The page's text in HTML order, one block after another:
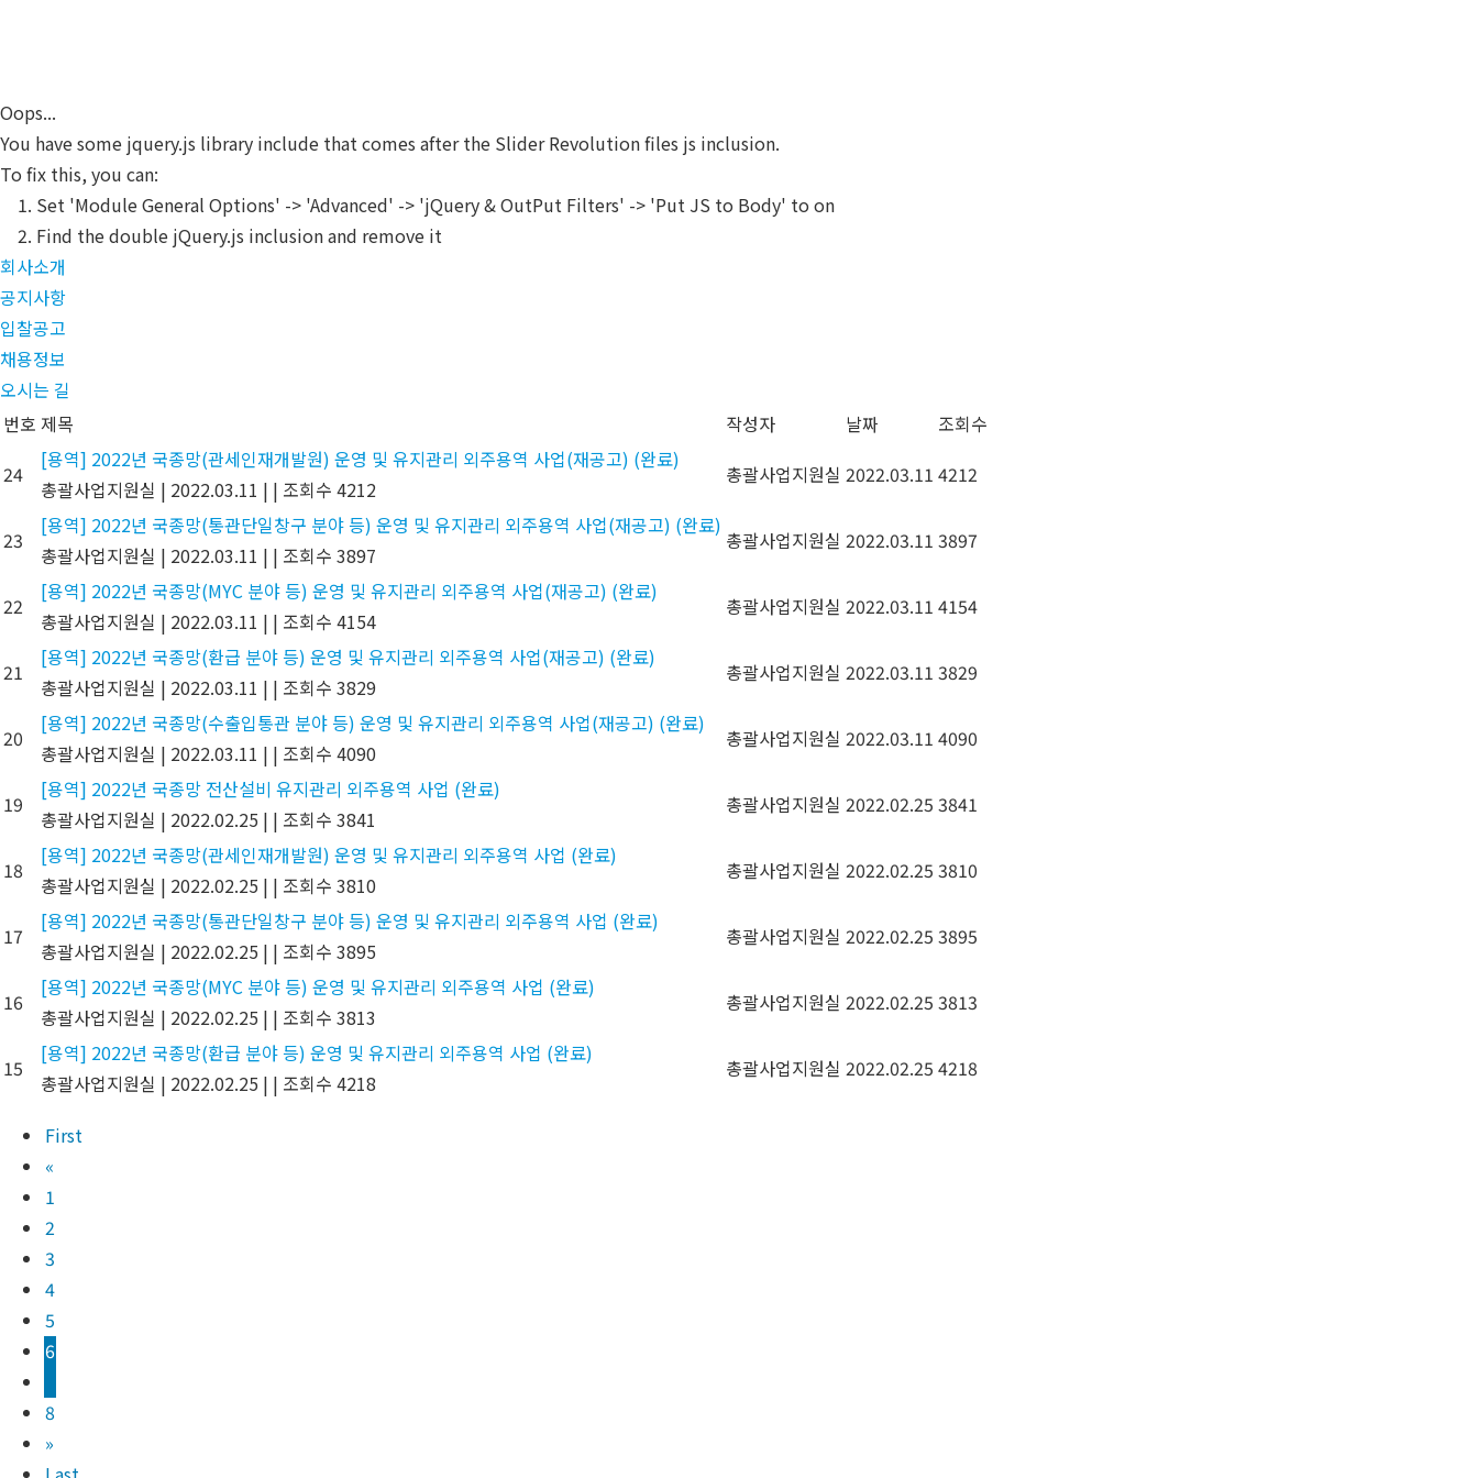
content
Oops...
You have some jquery.js library include that comes after the Slider Revolution files js inclusion.
To fix this, you can:
1. Set 'Module General Options' -> 'Advanced' -> 'jQuery & OutPut Filters' -> 'Put JS to Body' to on
2. Find the double jQuery.js inclusion and remove it
회사소개
공지사항
입찰공고
채용정보
오시는 길
번호 제목 작성자 날짜
조회수
24
[용역] 2022년 국종망(관세인재개발원) 운영 및 유지관리 외주용역 사업(재공고) (완료)
총괄사업지원실 | 2022.03.11 | | 조회수 4212
총괄사업지원실 2022.03.11 4212
23
[용역] 2022년 국종망(통관단일창구 분야 등) 운영 및 유지관리 외주용역 사업(재공고) (완료)
총괄사업지원실 | 2022.03.11 | | 조회수 3897
총괄사업지원실 2022.03.11 3897
22
[용역] 2022년 국종망(MYC 분야 등) 운영 및 유지관리 외주용역 사업(재공고) (완료)
총괄사업지원실 | 2022.03.11 | | 조회수 4154
총괄사업지원실 2022.03.11 4154
21
[용역] 2022년 국종망(환급 분야 등) 운영 및 유지관리 외주용역 사업(재공고) (완료)
총괄사업지원실 | 2022.03.11 | | 조회수 3829
총괄사업지원실 2022.03.11 3829
20
[용역] 2022년 국종망(수출입통관 분야 등) 운영 및 유지관리 외주용역 사업(재공고) (완료)
총괄사업지원실 | 2022.03.11 | | 조회수 4090
총괄사업지원실 2022.03.11 4090
19
[용역] 2022년 국종망 전산설비 유지관리 외주용역 사업 (완료)
총괄사업지원실 | 2022.02.25 | | 조회수 3841
총괄사업지원실 2022.02.25 3841
18
[용역] 2022년 국종망(관세인재개발원) 운영 및 유지관리 외주용역 사업 (완료)
총괄사업지원실 | 2022.02.25 | | 조회수 3810
총괄사업지원실 2022.02.25 3810
17
[용역] 2022년 국종망(통관단일창구 분야 등) 운영 및 유지관리 외주용역 사업 (완료)
총괄사업지원실 | 2022.02.25 | | 조회수 3895
총괄사업지원실 2022.02.25 3895
16
[용역] 2022년 국종망(MYC 분야 등) 운영 및 유지관리 외주용역 사업 (완료)
총괄사업지원실 | 2022.02.25 | | 조회수 3813
총괄사업지원실 2022.02.25 3813
15
[용역] 2022년 국종망(환급 분야 등) 운영 및 유지관리 외주용역 사업 (완료)
총괄사업지원실 | 2022.02.25 | | 조회수 4218
총괄사업지원실 2022.02.25 4218
First
«
1
2
3
4
5
6
8
»